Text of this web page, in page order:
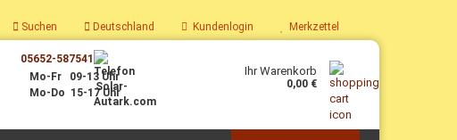
Suchen Deutschland Kundenlogin Merkzettel
05652-587541
Mo-Fr 09-13 Uhr
Mo-Do 15-17 Uhr
Ihr Warenkorb
0,00 €